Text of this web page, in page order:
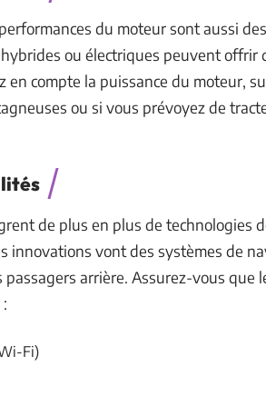
du moteur sont aussi
ou électriques peuvent offrir
en compte la puissance du moteur,
ou si vous prévoyez de
de plus en plus de technologies
innovations vont des systèmes de
arrière. Assurez-vous que
Fi)